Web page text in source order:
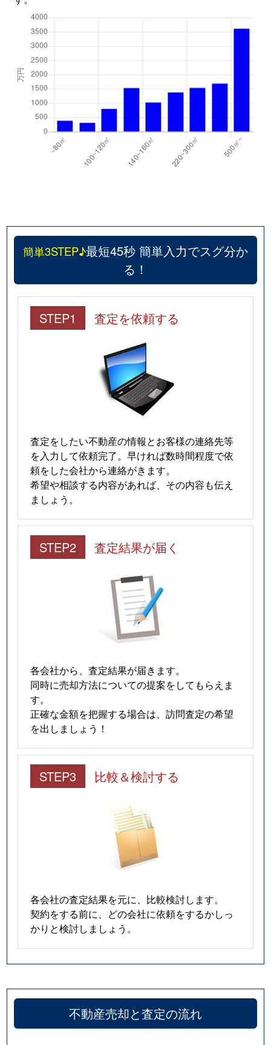
簡単3STEP♪最短45秒 簡単入力でスグ分か
る！
STEP1 査定を依頼する
査定をしたい不動産の情報とお客様の連絡先等
を入力して依頼完了。早ければ数時間程度で依
頼をした会社から連絡がきます。
希望や相談する内容があれば、その内容も伝え
ましょう。
STEP2 査定結果が届く
各会社から、査定結果が届きます。
同時に売却方法についての提案をしてもらえま
す。
正確な金額を把握する場合は、訪問査定の希望
を出しましょう！
STEP3 比較＆検討する
各会社の査定結果を元に、比較検討します。
契約をする前に、どの会社に依頼をするかしっ
かりと検討しましょう。
不動産売却と査定の流れ